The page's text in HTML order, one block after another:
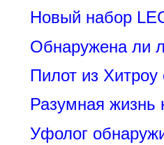
Новый набор
Обнаружена ли
Пилот из
Разумная
Уфолог